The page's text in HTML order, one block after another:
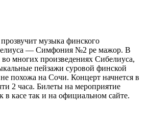
музыка финского
— Симфония №2 ре мажор. В
многих произведениях Сибелиуса,
пейзажи суровой финской
похожа на Сочи. Концерт начнется в
2 часа. Билеты на мероприятие
в касе так и на официальном сайте.